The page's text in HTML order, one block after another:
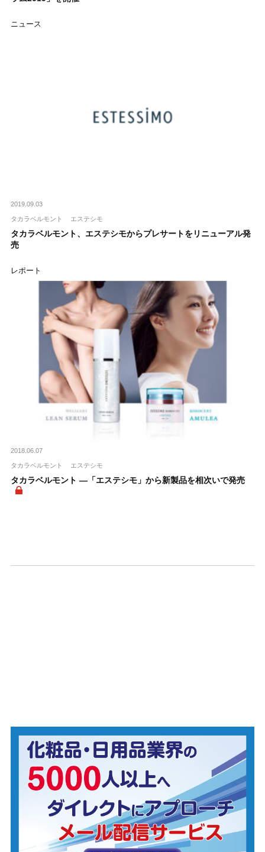
ニュース
2019.09.03
タカラベルモント エステシモ
タカラベルモント、エステシモからプレサートをリニューアル発
売
レポート
2018.06.07
タカラベルモント エステシモ
タカラベルモント ―「エステシモ」から新製品を相次いで発売